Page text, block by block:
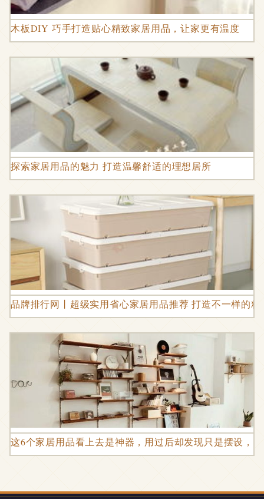
木板DIY 巧手打造贴心精致家居用品，让家更有温度
探索家居用品的魅力 打造温馨舒适的理想居所
品牌排行网丨超级实用省心家居用品推荐 打造不一样的精
这6个家居用品看上去是神器，用过后却发现只是摆设，